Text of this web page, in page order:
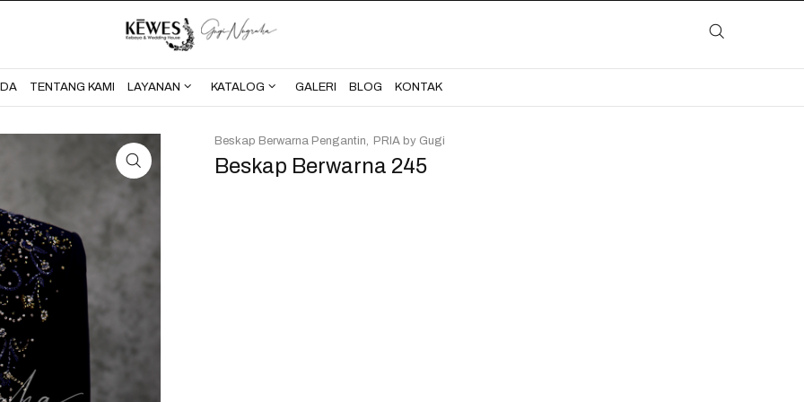
BERANDA KONTAK
TENTANG KAMI LAYANAN KATALOG GALERI BLOG KONTAK
Beskap Berwarna 245
Beskap Berwarna Pengantin PRIA by Gugi